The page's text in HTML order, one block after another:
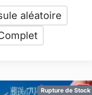
aléatoire
Rupture de Stock